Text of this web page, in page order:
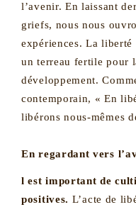
l’avenir. En laissant
griefs, nous nous
expériences. La
un terreau fertile pour
développement.
contemporain, « En
libérons nous-mêmes
En regardant vers
l est important de
positives. L’acte de